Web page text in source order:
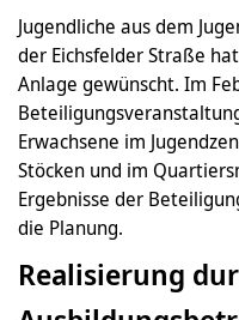
Jugendliche aus dem
der Eichsfelder Straße
Anlage gewünscht. Im
Erwachsene im
Stöcken und im
Ergebnisse der
die Planung.
Realisierung